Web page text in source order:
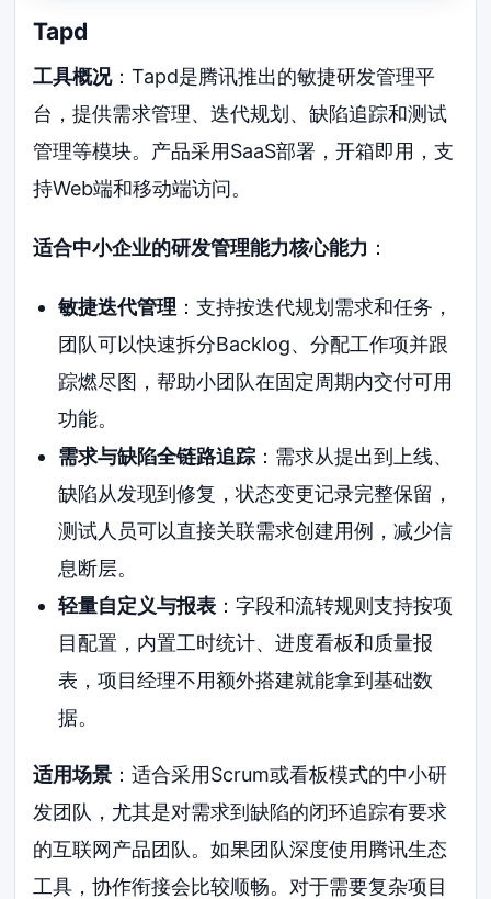
Tapd
工具概况：Tapd是腾讯推出的敏捷研发管理平
台，提供需求管理、迭代规划、缺陷追踪和测试
管理等模块。产品采用SaaS部署，开箱即用，支
持Web端和移动端访问。
适合中小企业的研发管理能力核心能力 ：
敏捷迭代管理 ：支持按迭代规划需求和任务，
团队可以快速拆分Backlog、分配工作项并跟
踪燃尽图，帮助小团队在固定周期内交付可用
功能。
需求与缺陷全链路追踪：需求从提出到上线、
缺陷从发现到修复，状态变更记录完整保留，
测试人员可以直接关联需求创建用例，减少信
息断层。
轻量自定义与报表：字段和流转规则支持按项
目配置，内置工时统计、进度看板和质量报
表，项目经理不用额外搭建就能拿到基础数
据。
适用场景 ：适合采用Scrum或看板模式的中小研
发团队，尤其是对需求到缺陷的闭环追踪有要求
的互联网产品团队。如果团队深度使用腾讯生态
工具，协作衔接会比较顺畅。对于需要复杂项目